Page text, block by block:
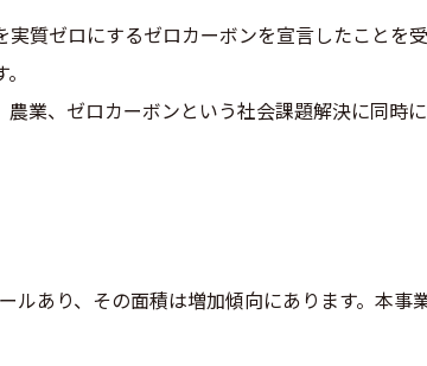
質ゼロにするゼロカーボンを宣言したことを
業、ゼロカーボンという社会課題解決に同時
ルあり、その面積は増加傾向にあります。本事